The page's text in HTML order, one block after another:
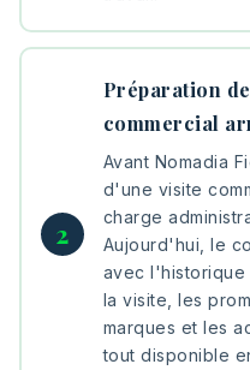
Préparation
commercial
Avant Nomadia
d'une visite
charge
Aujourd'hui, le
avec
la visite, les
marques et les
tout disponible